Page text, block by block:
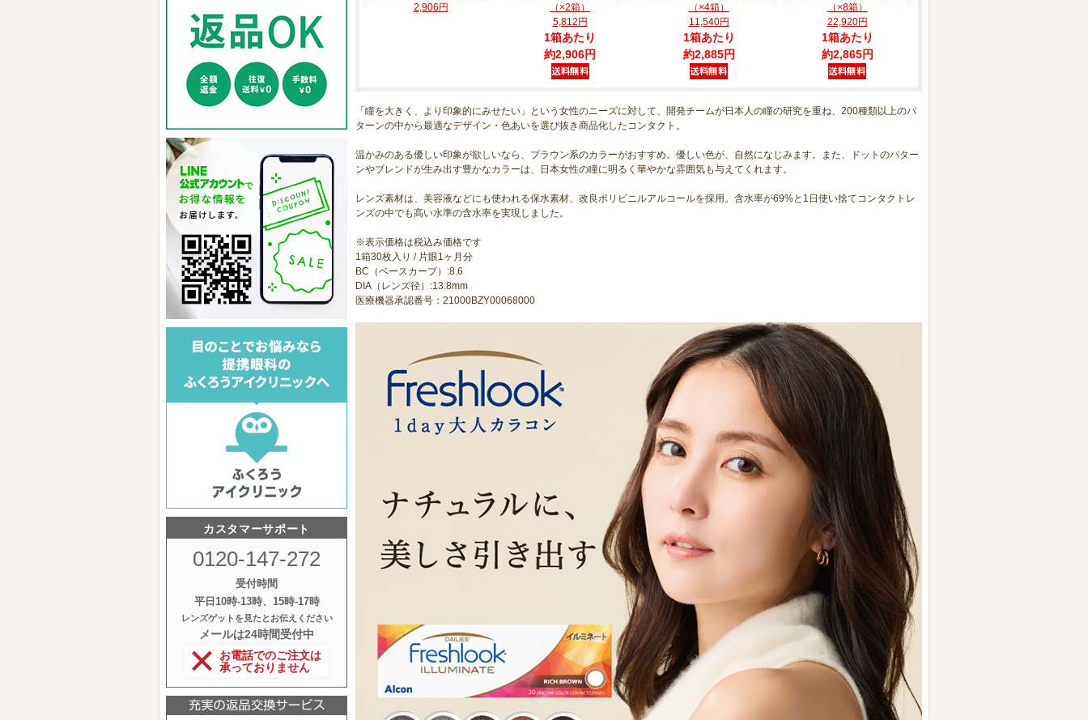
カスタマーサポート
0120-147-272
受付時間
平日10時‐13時、15時‐17時
レンズゲットを見たとお伝えください
メールは24時間受付中
お電話でのご注文は
承っておりません
2,906円
（×2箱）
5,812円
1箱あたり
約2,906円
（×4箱）
11,540円
1箱あたり
約2,885円
（×8箱）
22,920円
1箱あたり
約2,865円
「瞳を大きく、より印象的にみせたい」という女性のニーズに対して、開発チームが日本人の瞳の研究を重ね、200種類以上のパ
ターンの中から最適なデザイン・色あいを選び抜き商品化したコンタクト。
温かみのある優しい印象が欲しいなら、ブラウン系のカラーがおすすめ。優しい色が、自然になじみます。また、ドットのパター
ンやブレンドが生み出す豊かなカラーは、日本女性の瞳に明るく華やかな雰囲気も与えてくれます。
レンズ素材は、美容液などにも使われる保水素材、改良ポリビニルアルコールを採用。含水率が69%と1日使い捨てコンタクトレ
ンズの中でも高い水準の含水率を実現しました。
※表示価格は税込み価格です
1箱30枚入り / 片眼1ヶ月分
BC（ベースカーブ）:8.6
DIA（レンズ径）:13.8mm
医療機器承認番号：21000BZY00068000